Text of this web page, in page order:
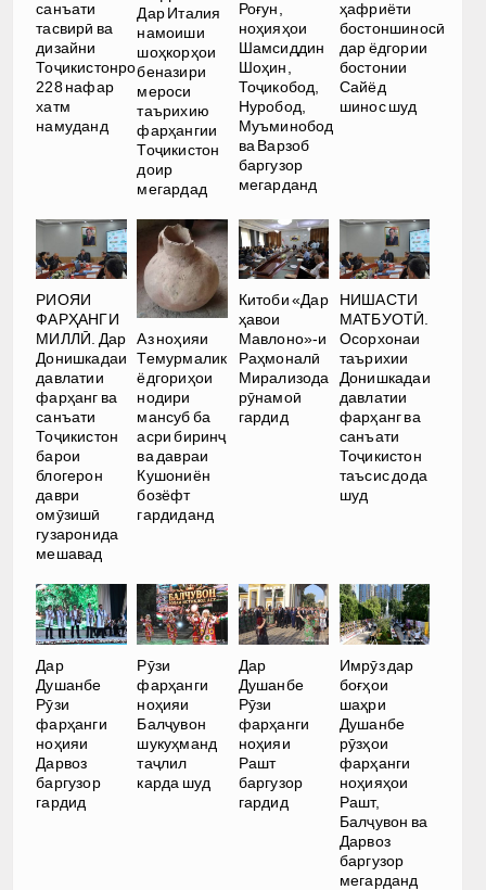
санъати
тасвирӣ ва
дизайни
Тоҷикистонро
228 нафар
хатм
намуданд
Дар Италия
намоиши
шоҳкорҳои
беназири
мероси
таърихию
фарҳангии
Тоҷикистон
доир
мегардад
Роғун,
ноҳияҳои
Шамсиддин
Шоҳин,
Тоҷикобод,
Нуробод,
Муъминобод
ва Варзоб
баргузор
мегарданд
ҳафриёти
бостоншиносӣ
дар ёдгории
бостонии
Сайёд
шинос шуд
РИОЯИ
ФАРҲАНГИ
МИЛЛӢ. Дар
Донишкадаи
давлатии
фарҳанг ва
санъати
Тоҷикистон
барои
блогерон
даври
омӯзишӣ
гузаронида
мешавад
Аз ноҳияи
Темурмалик
ёдгориҳои
нодири
мансуб ба
асри биринҷ
ва давраи
Кушониён
бозёфт
гардиданд
Китоби «Дар
ҳавои
Мавлоно»-и
Раҳмоналӣ
Мирализода
рӯнамоӣ
гардид
НИШАСТИ
МАТБУОТӢ.
Осорхонаи
таърихии
Донишкадаи
давлатии
фарҳанг ва
санъати
Тоҷикистон
таъсис дода
шуд
Дар
Душанбе
Рӯзи
фарҳанги
ноҳияи
Дарвоз
баргузор
гардид
Рӯзи
фарҳанги
ноҳияи
Балҷувон
шукуҳманд
таҷлил
карда шуд
Дар
Душанбе
Рӯзи
фарҳанги
ноҳияи
Рашт
баргузор
гардид
Имрӯз дар
боғҳои
шаҳри
Душанбе
рӯзҳои
фарҳанги
ноҳияҳои
Рашт,
Балҷувон ва
Дарвоз
баргузор
мегарданд